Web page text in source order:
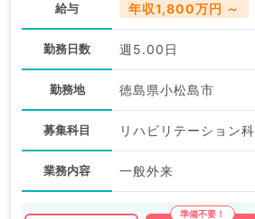
給与 年収1,800万円 ～
勤務日数 週5.00日
勤務地 徳島県小松島市
募集科目 リハビリテーション科
業務内容 一般外来